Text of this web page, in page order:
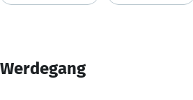
Werdegang